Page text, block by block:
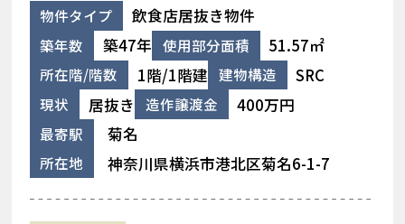
物件タイプ 飲食店居抜き物件
築年数 築47年 使用部分面積 51.57㎡
所在階/階数 1階/1階建 建物構造 SRC
現状 居抜き 造作譲渡金 400万円
最寄駅 菊名
所在地 神奈川県横浜市港北区菊名6-1-7